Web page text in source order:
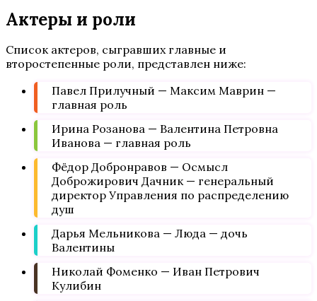
Актеры и роли
Список актеров, сыгравших главные и
второстепенные роли, представлен ниже:
Павел Прилучный — Максим Маврин —
главная роль
Ирина Розанова — Валентина Петровна
Иванова — главная роль
Фёдор Добронравов — Осмысл
Доброжирович Дачник — генеральный
директор Управления по распределению
душ
Дарья Мельникова — Люда — дочь
Валентины
Николай Фоменко — Иван Петрович
Кулибин